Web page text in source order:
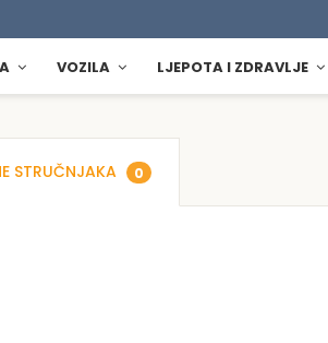
VOZILA LJEPOTA I ZDRAVLJE
STRUČNJAKA 0